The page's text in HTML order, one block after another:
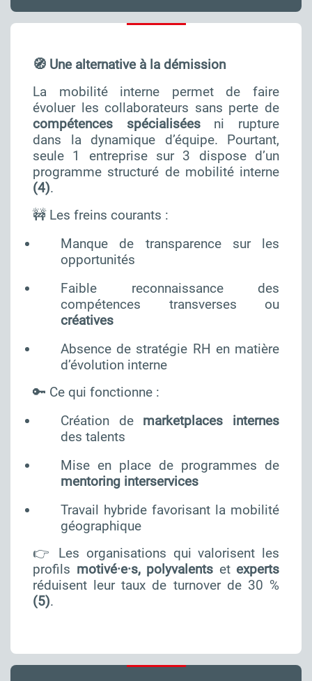
🧭 Une alternative à la démission
La mobilité interne permet de faire
évoluer les collaborateurs sans perte de
compétences spécialiséesni rupture
dans la dynamique d’équipe. Pourtant,
seule 1 entreprise sur 3 dispose d’un
programme structuré de mobilité interne
(4).
🚧 Les freins courants :
Manque de transparence sur les
opportunités
Faible reconnaissance des
compétences transverses ou
créatives
Absence de stratégie RH en matière
d’évolution interne
🔑 Ce qui fonctionne :
Création de marketplaces internes
des talents
Mise en place de programmes de
mentoring interservices
Travail hybride favorisant la mobilité
géographique
👉 Les organisations qui valorisent les
profils motivé·e·s, polyvalents et experts
réduisent leur taux de turnover de 30 %
(5).